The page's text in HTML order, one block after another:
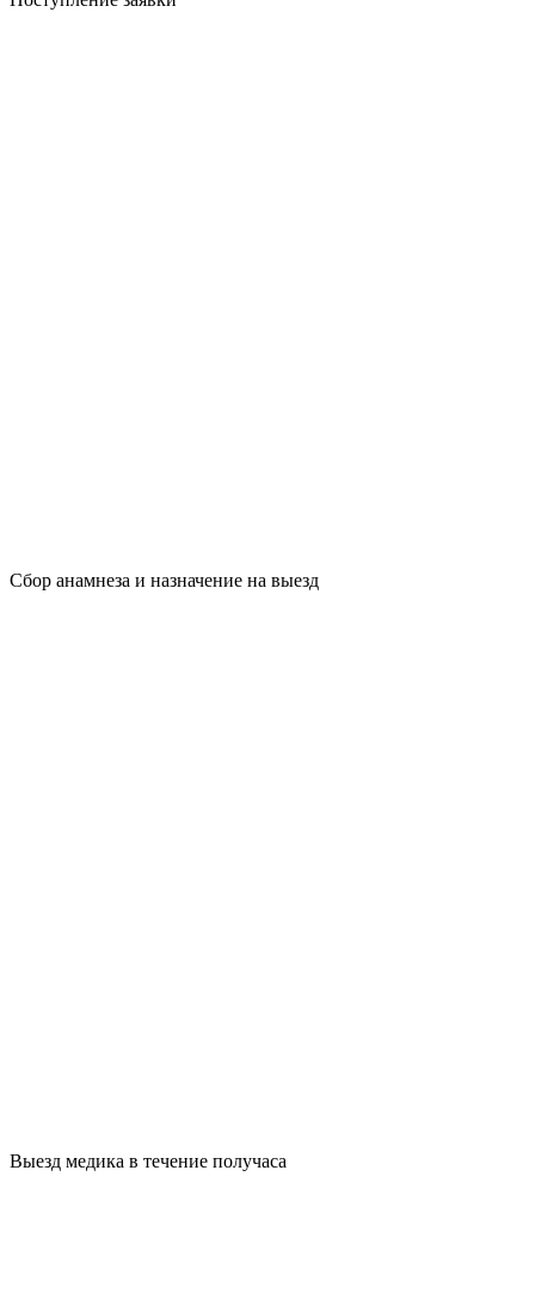
Сбор анамнеза и назначение на выезд
Выезд медика в течение получаса